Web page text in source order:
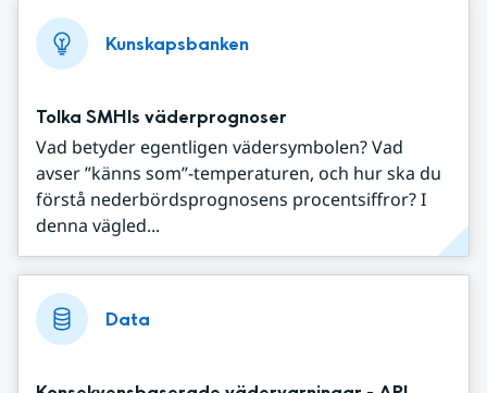
Kunskapsbanken
Tolka SMHIs väderprognoser
Vad betyder egentligen vädersymbolen? Vad
avser ”känns som”-temperaturen, och hur ska du
förstå nederbördsprognosens procentsiffror? I
denna vägled...
Data